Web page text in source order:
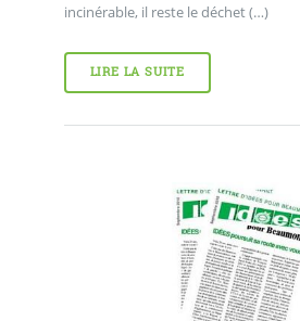
incinérable, il reste le déchet (…)
LIRE LA SUITE